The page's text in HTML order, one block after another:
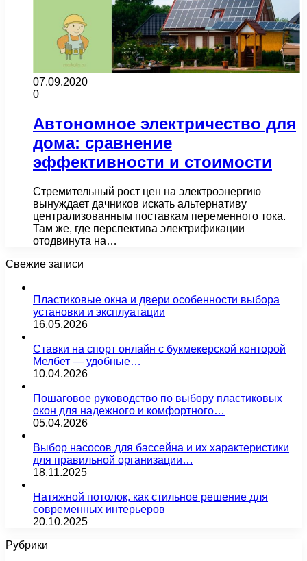
07.09.2020
0
Автономное электричество для
дома: сравнение
эффективности и стоимости
Стремительный рост цен на электроэнергию
вынуждает дачников искать альтернативу
централизованным поставкам переменного тока.
Там же, где перспектива электрификации
отодвинута на…
Свежие записи
Пластиковые окна и двери особенности выбора
установки и эксплуатации
16.05.2026
Ставки на спорт онлайн с букмекерской конторой
Мелбет — удобные…
10.04.2026
Пошаговое руководство по выбору пластиковых
окон для надежного и комфортного…
05.04.2026
Выбор насосов для бассейна и их характеристики
для правильной организации…
18.11.2025
Натяжной потолок, как стильное решение для
современных интерьеров
20.10.2025
Рубрики